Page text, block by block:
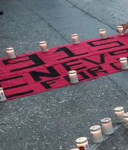
wahrheit
verlag
verlag
veranstaltungen
shop